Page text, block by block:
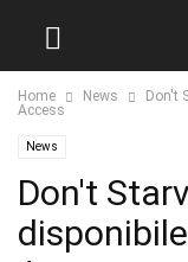
Home News
Don't
Access
News
Don't